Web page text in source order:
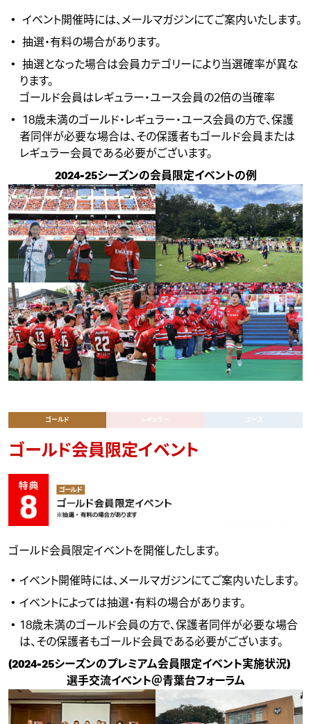
イベント開催時には、メールマガジンにてご案内いたします。
抽選・有料の場合があります。
抽選となった場合は会員カテゴリーにより当選確率が異な
ります。
ゴールド会員はレギュラー・ユース会員の2倍の当確率
18歳未満のゴールド・レギュラー・ユース会員の方で、保護
者同伴が必要な場合は、その保護者もゴールド会員または
レギュラー会員である必要がございます。
2024-25シーズンの会員限定イベントの例
ゴールド レギュラー ユース
ゴールド会員限定イベント
ゴールド会員限定イベントを開催したします。
イベント開催時には、メールマガジンにてご案内いたします。
イベントによっては抽選・有料の場合があります。
18歳未満のゴールド会員の方で、保護者同伴が必要な場合
は、その保護者もゴールド会員である必要がございます。
(2024-25シーズンのプレミアム会員限定イベント実施状況)
選手交流イベント＠青葉台フォーラム